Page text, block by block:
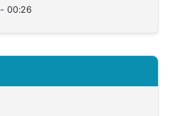
00:26